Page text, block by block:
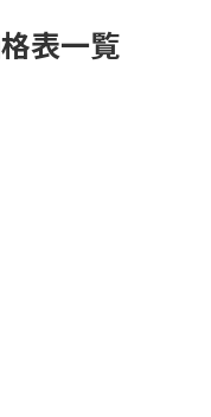
表一覧